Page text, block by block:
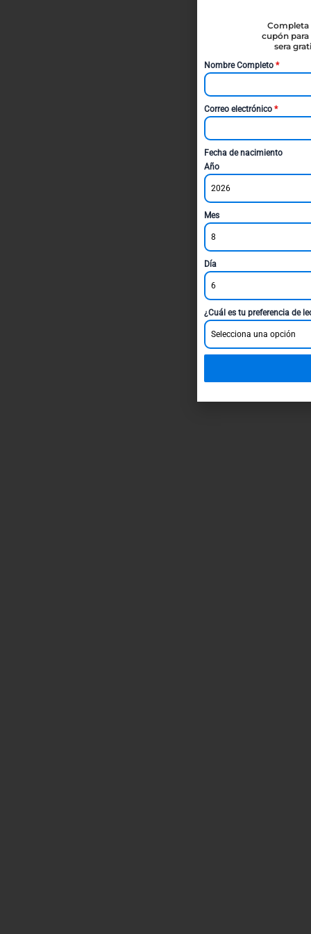
Completa
cupón para
sera
Nombre Completo *
Correo electrónico *
Fecha de nacimiento
Año
2026
Mes
8
Día
6
¿Cuál es tu preferencia de
Selecciona una opción